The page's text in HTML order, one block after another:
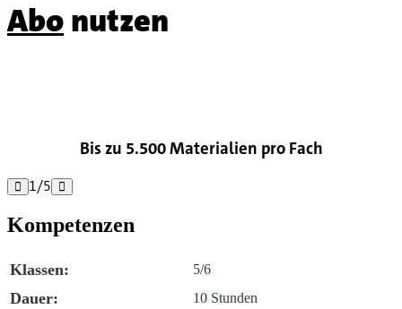
Abonutzen
Bis zu 5.500 Materialien pro Fach
 1/5 
Kompetenzen
Klassen: 5/6
Dauer: 10 Stunden